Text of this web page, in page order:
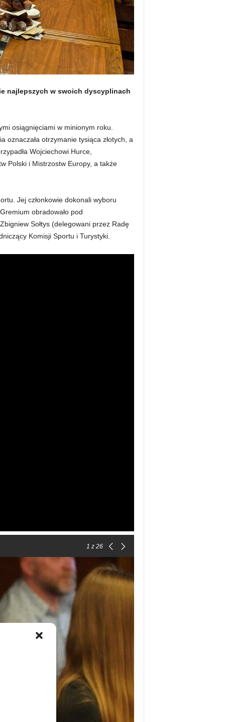
najlepszych w swoich dyscyplinach
osiągnięciami w minionym roku.
oznaczała otrzymanie tysiąca złotych, a
Wojciechowi Hurce,
Polski i Mistrzostw Europy, a także
Jej członkowie dokonali wyboru
obradowało pod
Sołtys (delegowani przez Radę
Komisji Sportu i Turystyki.
1 z 26